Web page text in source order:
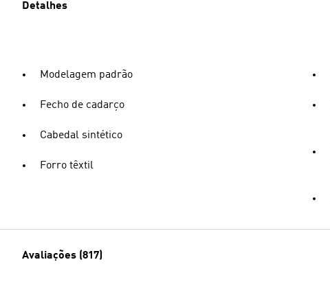
Detalhes
Modelagem padrão
Fecho de cadarço
Cabedal sintético
Forro têxtil
Avaliações (817)